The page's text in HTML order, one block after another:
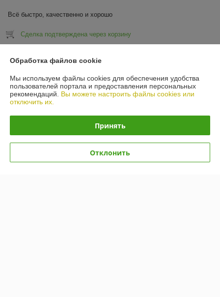
Всё быстро, качественно и хорошо
Сделка подтверждена через корзину
Показать все отзывы
О нас
Контакты
Доставка и оплата
График работы
Обработка файлов cookie
Мы используем файлы cookies для обеспечения удобства
пользователей портала и предоставления персональных
рекомендаций. Вы можете настроить файлы cookies или
отключить их.
Принять
Отклонить